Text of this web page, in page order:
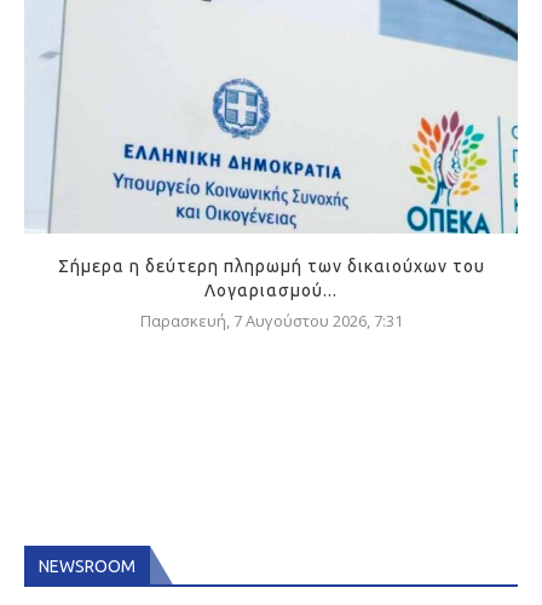
Σήμερα η δεύτερη πληρωμή των δικαιούχων του
Λογαριασμού...
Παρασκευή, 7 Αυγούστου 2026, 7:31
NEWSROOM